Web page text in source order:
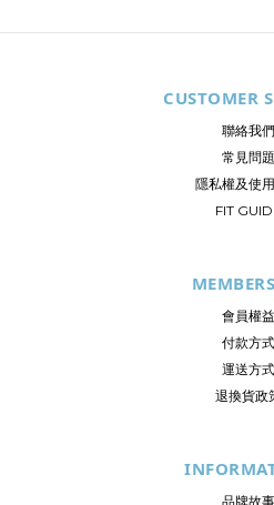
CUSTOMER
聯絡我們
常見問題
隱私權及使
FIT
會員權益
付款方式
運送方式
退換貨政
品牌故事